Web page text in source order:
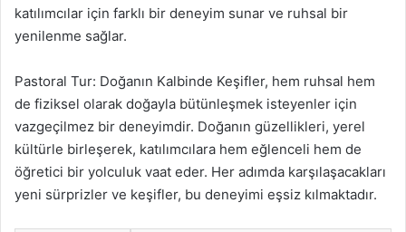
katılımcılar için farklı bir deneyim sunar ve ruhsal bir
yenilenme sağlar.
Pastoral Tur: Doğanın Kalbinde Keşifler, hem ruhsal hem
de fiziksel olarak doğayla bütünleşmek isteyenler için
vazgeçilmez bir deneyimdir. Doğanın güzellikleri, yerel
kültürle birleşerek, katılımcılara hem eğlenceli hem de
öğretici bir yolculuk vaat eder. Her adımda karşılaşacakları
yeni sürprizler ve keşifler, bu deneyimi eşsiz kılmaktadır.